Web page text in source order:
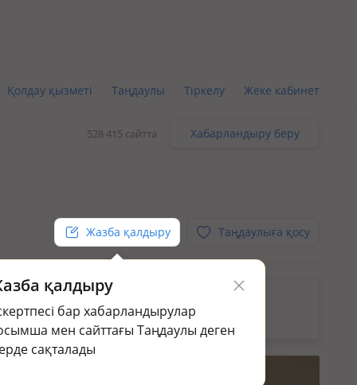
Қолдау қызметі Таңдаулы Тіркелу Жеке кабинет
528 415 сайтта Хабарландыру беру
Жазба қалдыру
қалдыру
бар хабарландырулар
мен сайттағы Таңдаулы деген
сақталады
Таңдаулыға қосу
Бөлме жалға алу/беру в Мичуринское